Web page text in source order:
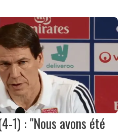
1) : "Nous avons été